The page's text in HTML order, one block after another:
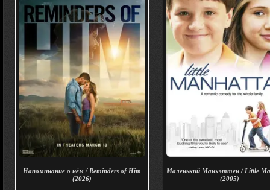
Напоминание о нём / Reminders of Him
(2026)
Маленький Манхэттен / Little
(2005)